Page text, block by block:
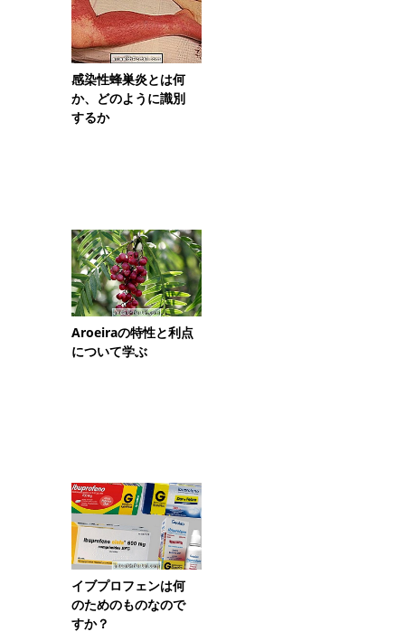
感染性蜂巣炎とは何
か、どのように識別
するか
Aroeiraの特性と利点
について学ぶ
イブプロフェンは何
のためのものなので
すか？